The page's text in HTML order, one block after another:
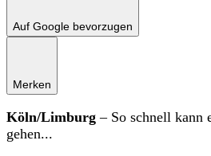
Auf Google bevorzugen
Merken
Köln/Limburg – So schnell kann
gehen...